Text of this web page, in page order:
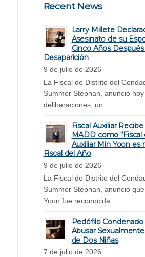
Recent News
Larry Millete
Asesinato de su
Cinco Años
Desaparición
9 de julio de 2026
La Fiscal de Distrito del
Summer Stephan, anunció
deliberaciones, un …
Fiscal Auxiliar
MADD como “Fiscal
Auxiliar Min Yoon
Fiscal del Año
9 de julio de 2026
La Fiscal de Distrito del
Summer Stephan, anunció
Yoon fue reconocida …
Pedófilo
Abusar
de Dos Niñas
7 de julio de 2026